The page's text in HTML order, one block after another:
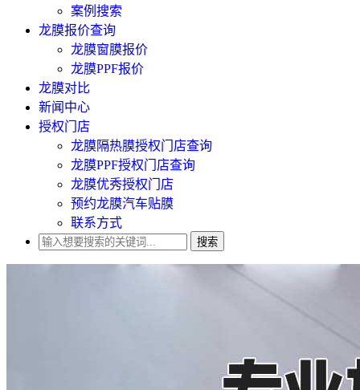
案例搜索
龙膜报价查询
龙膜窗膜报价
龙膜PPF报价
龙膜对比
新闻中心
授权门店
龙膜隔热膜授权门店查询
龙膜PPF授权门店查询
龙膜优秀授权门店
预约龙膜汽车贴膜
联系方式
搜索